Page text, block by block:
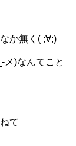
か無く( ;∀;)
メ)なんてこと
て